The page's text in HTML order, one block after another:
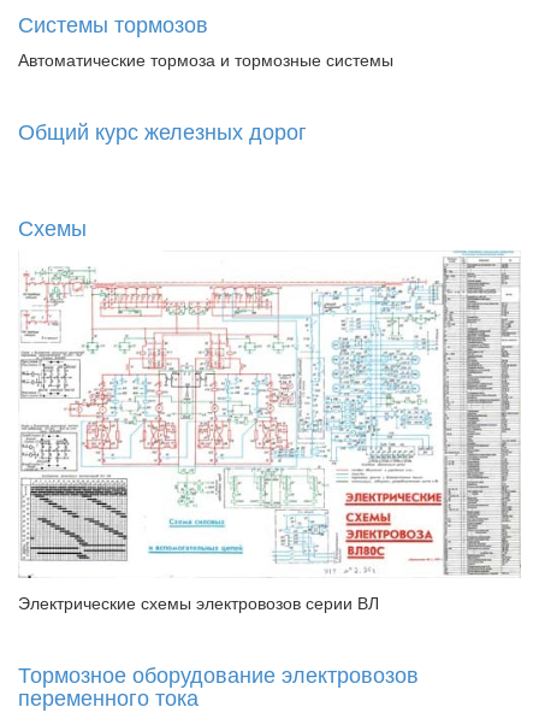
Системы тормозов
Автоматические тормоза и тормозные системы
Общий курс железных дорог
Схемы
Электрические схемы электровозов серии ВЛ
Тормозное оборудование электровозов
переменного тока